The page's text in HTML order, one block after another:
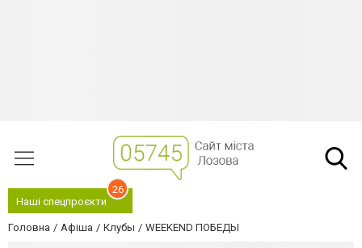
Наші спецпроєкти
26
Головна Афіша Клубы WEEKEND ПОБЕДЫ